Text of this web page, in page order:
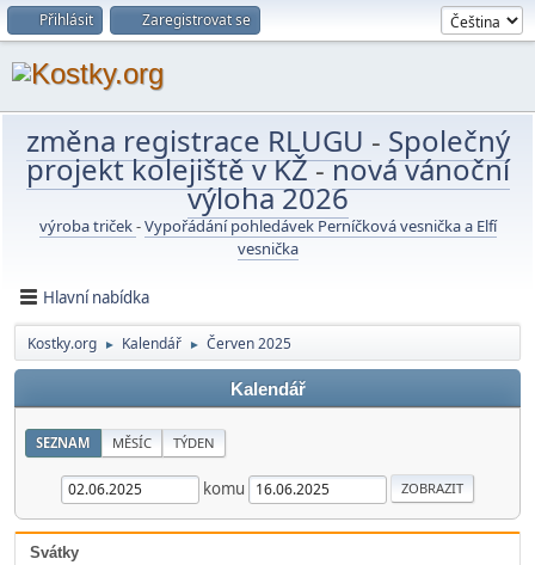
Přihlásit Zaregistrovat se
změna registrace RLUGU - Společný
projekt kolejiště v KŽ-nová vánoční
výloha 2026
výroba triček-Vypořádání pohledávek Perníčková vesnička a Elfí
vesnička
Hlavní nabídka
Kostky.org ► Kalendář ► Červen 2025
Kalendář
SEZNAM MĚSÍC TÝDEN
komu
Svátky